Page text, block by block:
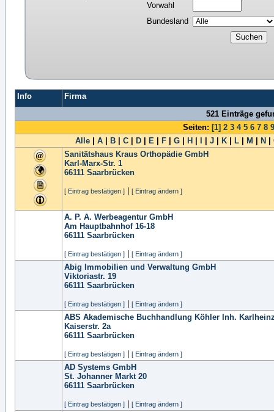
Vorwahl
Bundesland
Info
Firma
521 Einträge
Seiten: [1] 2 3 4 5 6 7 8 9
Alle
A B C D E F G H J K L M N
Sanitätshaus Kraus Orthopädie GmbH
Karl-Marx-Str. 1
66111 Saarbrücken
[ Eintrag bestätigen ] [ Eintrag ändern ]
A. P. A. Werbeagentur GmbH
Am Hauptbahnhof 16-18
66111 Saarbrücken
[ Eintrag bestätigen ] [ Eintrag ändern ]
Abig Immobilien und Verwaltung GmbH
Viktoriastr. 19
66111 Saarbrücken
[ Eintrag bestätigen ] [ Eintrag ändern ]
ABS Akademische Buchhandlung Köhler Inh.
Kaiserstr. 2a
66111 Saarbrücken
[ Eintrag bestätigen ] [ Eintrag ändern ]
AD Systems GmbH
St. Johanner Markt 20
66111 Saarbrücken
[ Eintrag bestätigen ] [ Eintrag ändern ]